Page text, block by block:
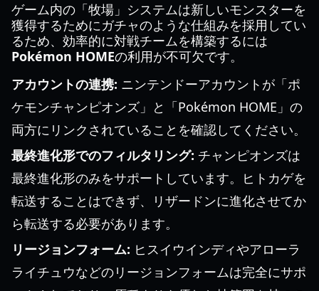
ゲーム内の「牧場」システムは新しいモンスターを
獲得するためにガチャのような仕組みを採用してい
るため、効率的に対戦チームを構築するには
Pokémon HOMEの利用が不可欠です。
アカウントの連携: ニンテンドーアカウントが「ポ
ケモンチャンピオンズ」と「Pokémon HOME」の
両方にリンクされていることを確認してください。
最終進化形でのフィルタリング: チャンピオンズは
最終進化形のみをサポートしています。ヒトカゲを
転送することはできず、リザードンに進化させてか
ら転送する必要があります。
リージョンフォーム: ヒスイウインディやアローラ
ライチュウなどのリージョンフォームは完全にサポ